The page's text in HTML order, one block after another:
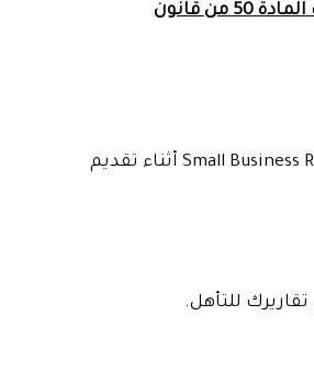
قواعد مكافحة إساءة الاستخدام بموجب المادة 50 من قانون
حتى إذا كنت مؤهلاً بناءً على الإيرادات والحالة، فإن الفشل في الاشتراك رسميًا في Small Business Relief أثناء تقديم
للتأهل.